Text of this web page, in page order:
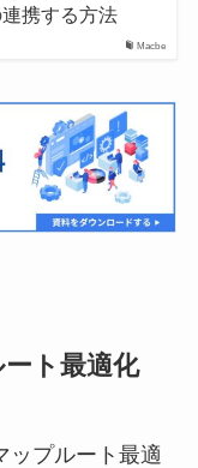
Macbe
携する方法
ト最適化
ップルート最適